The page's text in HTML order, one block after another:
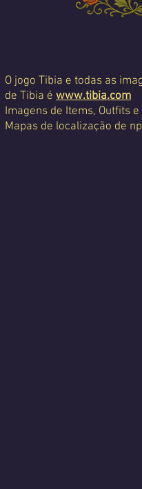
O jogo Tibia e todas as
de Tibia é www.tibia.com
Imagens de Items, Outfits
Mapas de localização de